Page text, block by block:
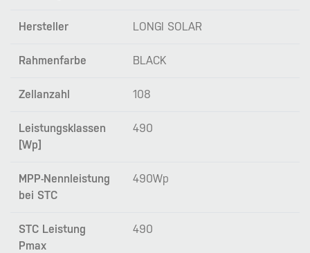
Hersteller LONGI SOLAR
Rahmenfarbe BLACK
Zellanzahl 108
Leistungsklassen
[Wp]
490
MPP-Nennleistung
bei STC
490Wp
STC Leistung
Pmax
490